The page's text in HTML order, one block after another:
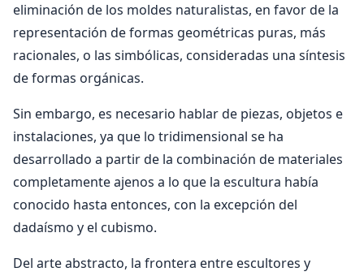
eliminación de los moldes naturalistas, en favor de la
representación de formas geométricas puras, más
racionales, o las simbólicas, consideradas una síntesis
de formas orgánicas.
Sin embargo, es necesario hablar de piezas, objetos e
instalaciones, ya que lo tridimensional se ha
desarrollado a partir de la combinación de materiales
completamente ajenos a lo que la escultura había
conocido hasta entonces, con la excepción del
dadaísmo y el cubismo.
Del arte abstracto, la frontera entre escultores y